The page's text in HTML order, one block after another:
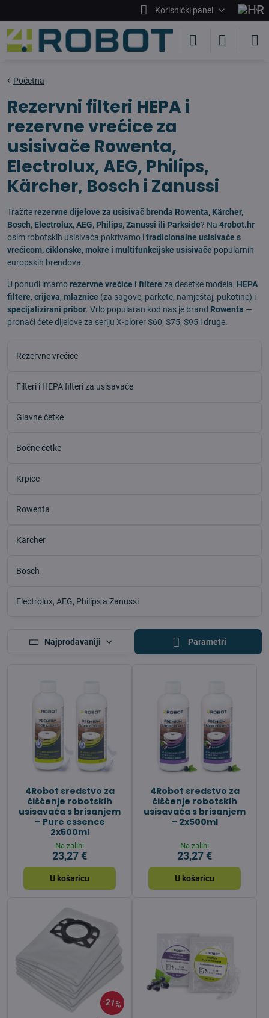
Korisnički panel
Početna
Rezervni filteri HEPA i
rezervne vrećice za
usisivače Rowenta,
Electrolux, AEG, Philips,
Kärcher, Bosch i Zanussi
Tražiterezervne dijelove za usisivač brenda Rowenta, Kärcher,
Bosch, Electrolux, AEG, Philips, Zanussi ili Parkside? Na 4robot.hr
osim robotskih usisivača pokrivamo itradicionalne usisivače s
vrećicom, ciklonske, mokre i multifunkcijske usisivače popularnih
europskih brendova.
U ponudi imamorezervne vrećice i filtere za desetke modela, HEPA
filtere, crijeva, mlaznice (za sagove, parkete, namještaj, pukotine) i
specijalizirani pribor. Vrlo popularan kod nas je brand Rowenta —
pronaći ćete dijelove za seriju X-plorer S60, S75, S95 i druge.
Rezervne vrećice
Filteri i HEPA filteri za usisavače
Glavne četke
Bočne četke
Krpice
Rowenta
Kärcher
Bosch
Electrolux, AEG, Philips a Zanussi
Najprodavaniji Parametri
4Robot sredstvo za
čišćenje robotskih
usisavača s brisanjem
– Pure essence
2x500ml
Na zalihi
23,27 €
U košaricu
4Robot sredstvo za
čišćenje robotskih
usisavača s brisanjem
– 2x500ml
Na zalihi
23,27 €
U košaricu
21%